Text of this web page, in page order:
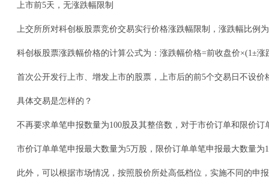
上市前5天，无涨跌幅限制
上交所所对科创板股票竞价交易实行价格涨跌幅限制，涨跌幅比例
科创板股票涨跌幅价格的计算公式为：涨跌幅价格=前收盘价×(1±涨
首次公开发行上市、增发上市的股票，上市后的前5个交易日不设价
具体交易是怎样的？
不再要求单笔申报数量为100股及其整倍数，对于市价订单和限价
市价订单单笔申报最大数量为5万股，限价订单单笔申报最大数量为
此外，可以根据市场情况，按照股价所处高低档位，实施不同的申